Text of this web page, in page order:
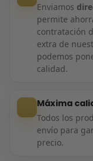
Enviamos
permite
contratación
extra de
podemos
calidad.
Máxima
Todos los
envío para
precio.